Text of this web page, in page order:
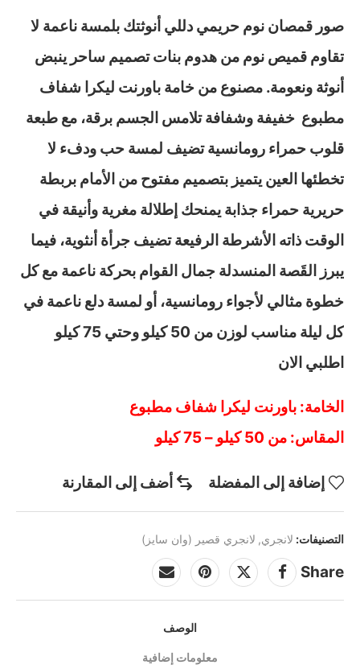
صور قمصان نوم حريمي دللي أنوثتك بلمسة ناعمة لا
تقاوم قميص نوم من هدوم بنات تصميم ساحر ينبض
أنوثة ونعومة. مصنوع من خامة باورنت ليكرا شفاف
مطبوع خفيفة وشفافة تلامس الجسم برقة، مع طبعة
قلوب حمراء رومانسية تضيف لمسة حب ودفء لا
تخطئها العين يتميز بتصميم مفتوح من الأمام بربطة
حريرية حمراء جذابة يمنحك إطلالة مغرية وأنيقة في
الوقت ذاته الأشرطة الرفيعة تضيف جرأة أنثوية، فيما
يبرز القَصة المنسدلة جمال القوام بحركة ناعمة مع كل
خطوة مثالي لأجواء رومانسية، أو لمسة دلع ناعمة في
كل ليلة مناسب لوزن من 50 كيلو وحتي 75 كيلو
اطلبي الان
الخامة: باورنت ليكرا شفاف مطبوع
المقاس: من 50 كيلو – 75 كيلو
إضافة إلى المفضلة أضف إلى المقارنة
التصنيفات: لانجري, لانجري قصير (وان سايز)
Share
الوصف
معلومات إضافية